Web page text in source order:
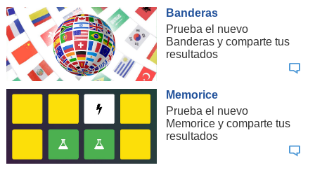
Banderas
Prueba el nuevo
Banderas y comparte tus
resultados
Memorice
Prueba el nuevo
Memorice y comparte tus
resultados